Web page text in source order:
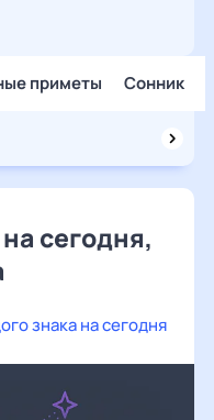
приметы Сонник
сегодня,
знака на сегодня